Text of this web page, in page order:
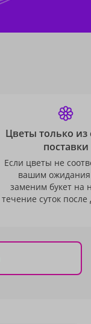
Цветы только из
поставки
Если цветы не
вашим
заменим букет на
течение суток после